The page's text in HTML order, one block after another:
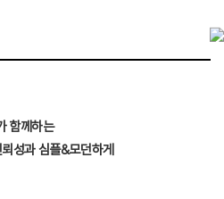
함께하는
성과 심플&모던하게